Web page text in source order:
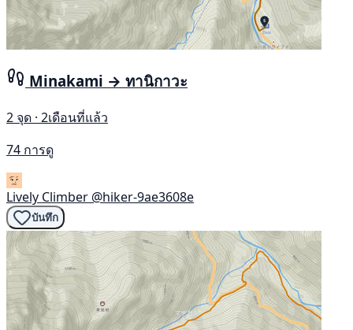
Minakami → ทานิกาวะ
2 จุด · 2เดือนที่แล้ว
74 การดู
Lively Climber @hiker-9ae3608e
บันทึก